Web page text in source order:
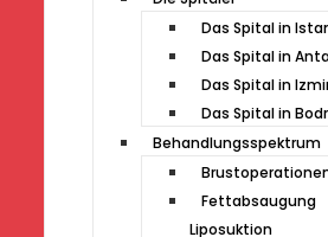
Das Spital in
Das Spital in
Das Spital in
Das Spital in
Behandlungsspektrum
Fettabsaugung
Liposuktion